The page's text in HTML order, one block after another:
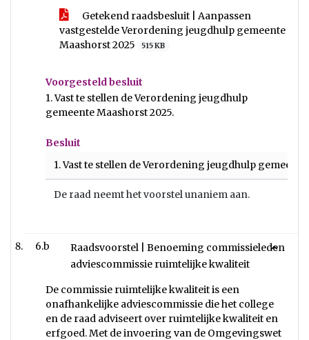
Getekend raadsbesluit | Aanpassen
vastgestelde Verordening jeugdhulp gemeente
Maashorst 2025
515 KB
Voorgesteld besluit
1. Vast te stellen de Verordening jeugdhulp
gemeente Maashorst 2025.
Besluit
1. Vast te stellen de Verordening jeugdhulp gemeente
De raad neemt het voorstel unaniem aan.
6.b
Raadsvoorstel | Benoeming commissieleden
adviescommissie ruimtelijke kwaliteit
De commissie ruimtelijke kwaliteit is een
onafhankelijke adviescommissie die het college
en de raad adviseert over ruimtelijke kwaliteit en
erfgoed. Met de invoering van de Omgevingswet